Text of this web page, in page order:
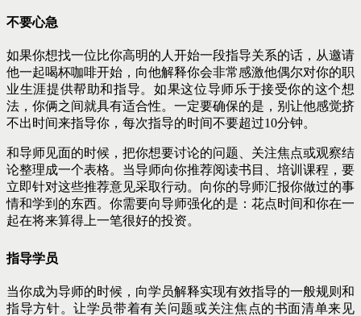
不要心急
如果你想找一位比你高明的人开始一段指导关系的话，从邀请
他一起喝杯咖啡开始，向他解释你会非常感激他偶尔对你的职
业生涯提供帮助和指导。如果这位导师乐于接受你的这个想
法，你俩之间就具有适合性。一定要确保的是，别让他感觉挤
不出时间来指导你，每次指导的时间不要超过10分钟。
和导师见面的时候，把你想要讨论的问题、关注焦点或观察结
论整理成一个表格。当导师向你推荐阅读书目、培训课程，要
立即针对这些推荐意见采取行动。向你的导师汇报你做过的事
情和学到的东西。你需要向导师强化的是：花点时间和你在一
起在将来算得上一笔很好的投资。
指导学员
当你成为导师的时候，向学员解释实现有效指导的一般规则和
指导方针。让学员带着有关问题或关注焦点的书面清单来见